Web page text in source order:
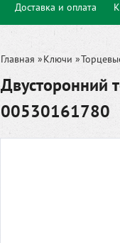
Доставка и оплата
Главная »Ключи »
Двусторонний
00530161780